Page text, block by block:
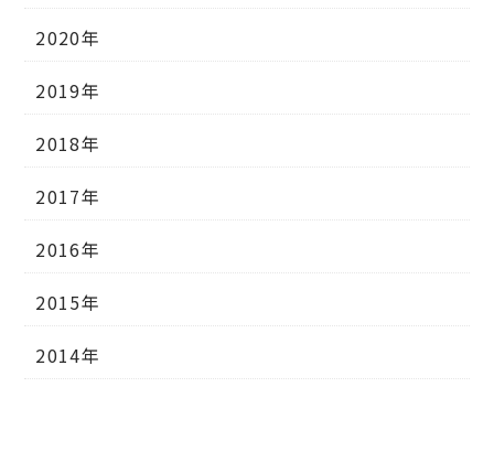
2020年
2019年
2018年
2017年
2016年
2015年
2014年